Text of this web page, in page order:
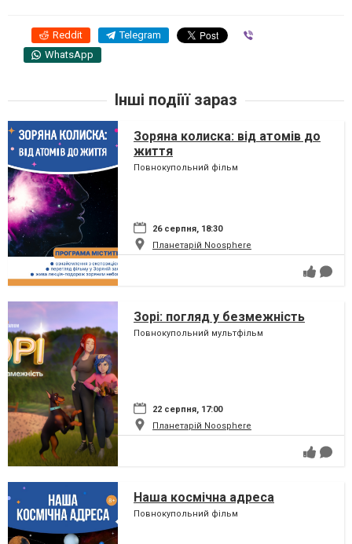
Reddit Telegram
WhatsApp
Інші подіїї зараз
Зоряна колиска: від атомів до
життя
Повнокупольний фільм
26 серпня, 18:30
Планетарій Noosphere
Зорі: погляд у безмежність
Повнокупольний мультфільм
22 серпня, 17:00
Планетарій Noosphere
Наша космічна адреса
Повнокупольний фільм